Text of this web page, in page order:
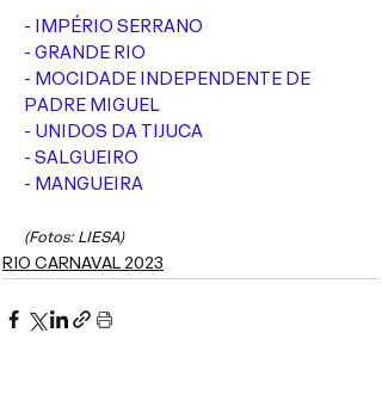
- IMPÉRIO SERRANO
- GRANDE RIO
- MOCIDADE INDEPENDENTE DE
PADRE MIGUEL
- UNIDOS DA TIJUCA
- SALGUEIRO
- MANGUEIRA
(Fotos: LIESA)
RIO CARNAVAL 2023